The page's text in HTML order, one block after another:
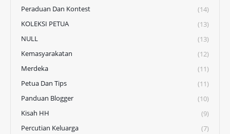
Peraduan Dan Kontest
(14)
KOLEKSI PETUA
(13)
NULL
(13)
Kemasyarakatan
(12)
Merdeka
(11)
Petua Dan Tips
(11)
Panduan Blogger
(10)
Kisah HH
(9)
Percutian Keluarga
(7)